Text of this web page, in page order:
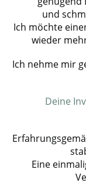
und
Ich möchte
wieder
Ich nehme mir
Deine
Eine